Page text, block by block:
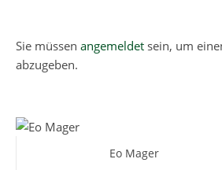
Sie müssen angemeldet sein, um
abzugeben.
Eo Mager